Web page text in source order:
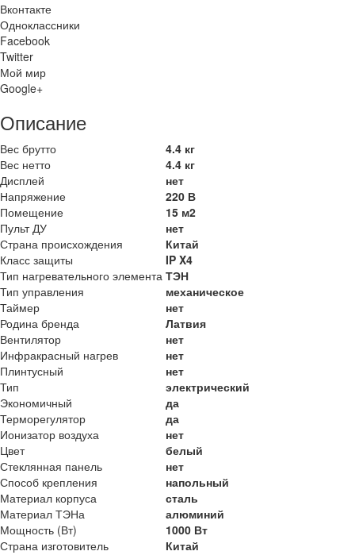
Вконтакте
Одноклассники
Facebook
Twitter
Мой мир
Google+
Описание
Вес брутто
4.4 кг
Вес нетто
4.4 кг
Дисплей
нет
Напряжение
220 В
Помещение
15 м2
Пульт ДУ
нет
Страна происхождения
Китай
Класс защиты
IP X4
Тип нагревательного элемента ТЭН
Тип управления
механическое
Таймер
нет
Родина бренда
Латвия
Вентилятор
нет
Инфракрасный нагрев
нет
Плинтусный
нет
Тип
электрический
Экономичный
да
Терморегулятор
да
Ионизатор воздуха
нет
Цвет
белый
Стеклянная панель
нет
Способ крепления
напольный
Материал корпуса
сталь
Материал ТЭНа
алюминий
Мощность (Вт)
1000 Вт
Страна изготовитель
Китай